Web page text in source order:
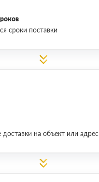
сроки поставки
на объект или адрес